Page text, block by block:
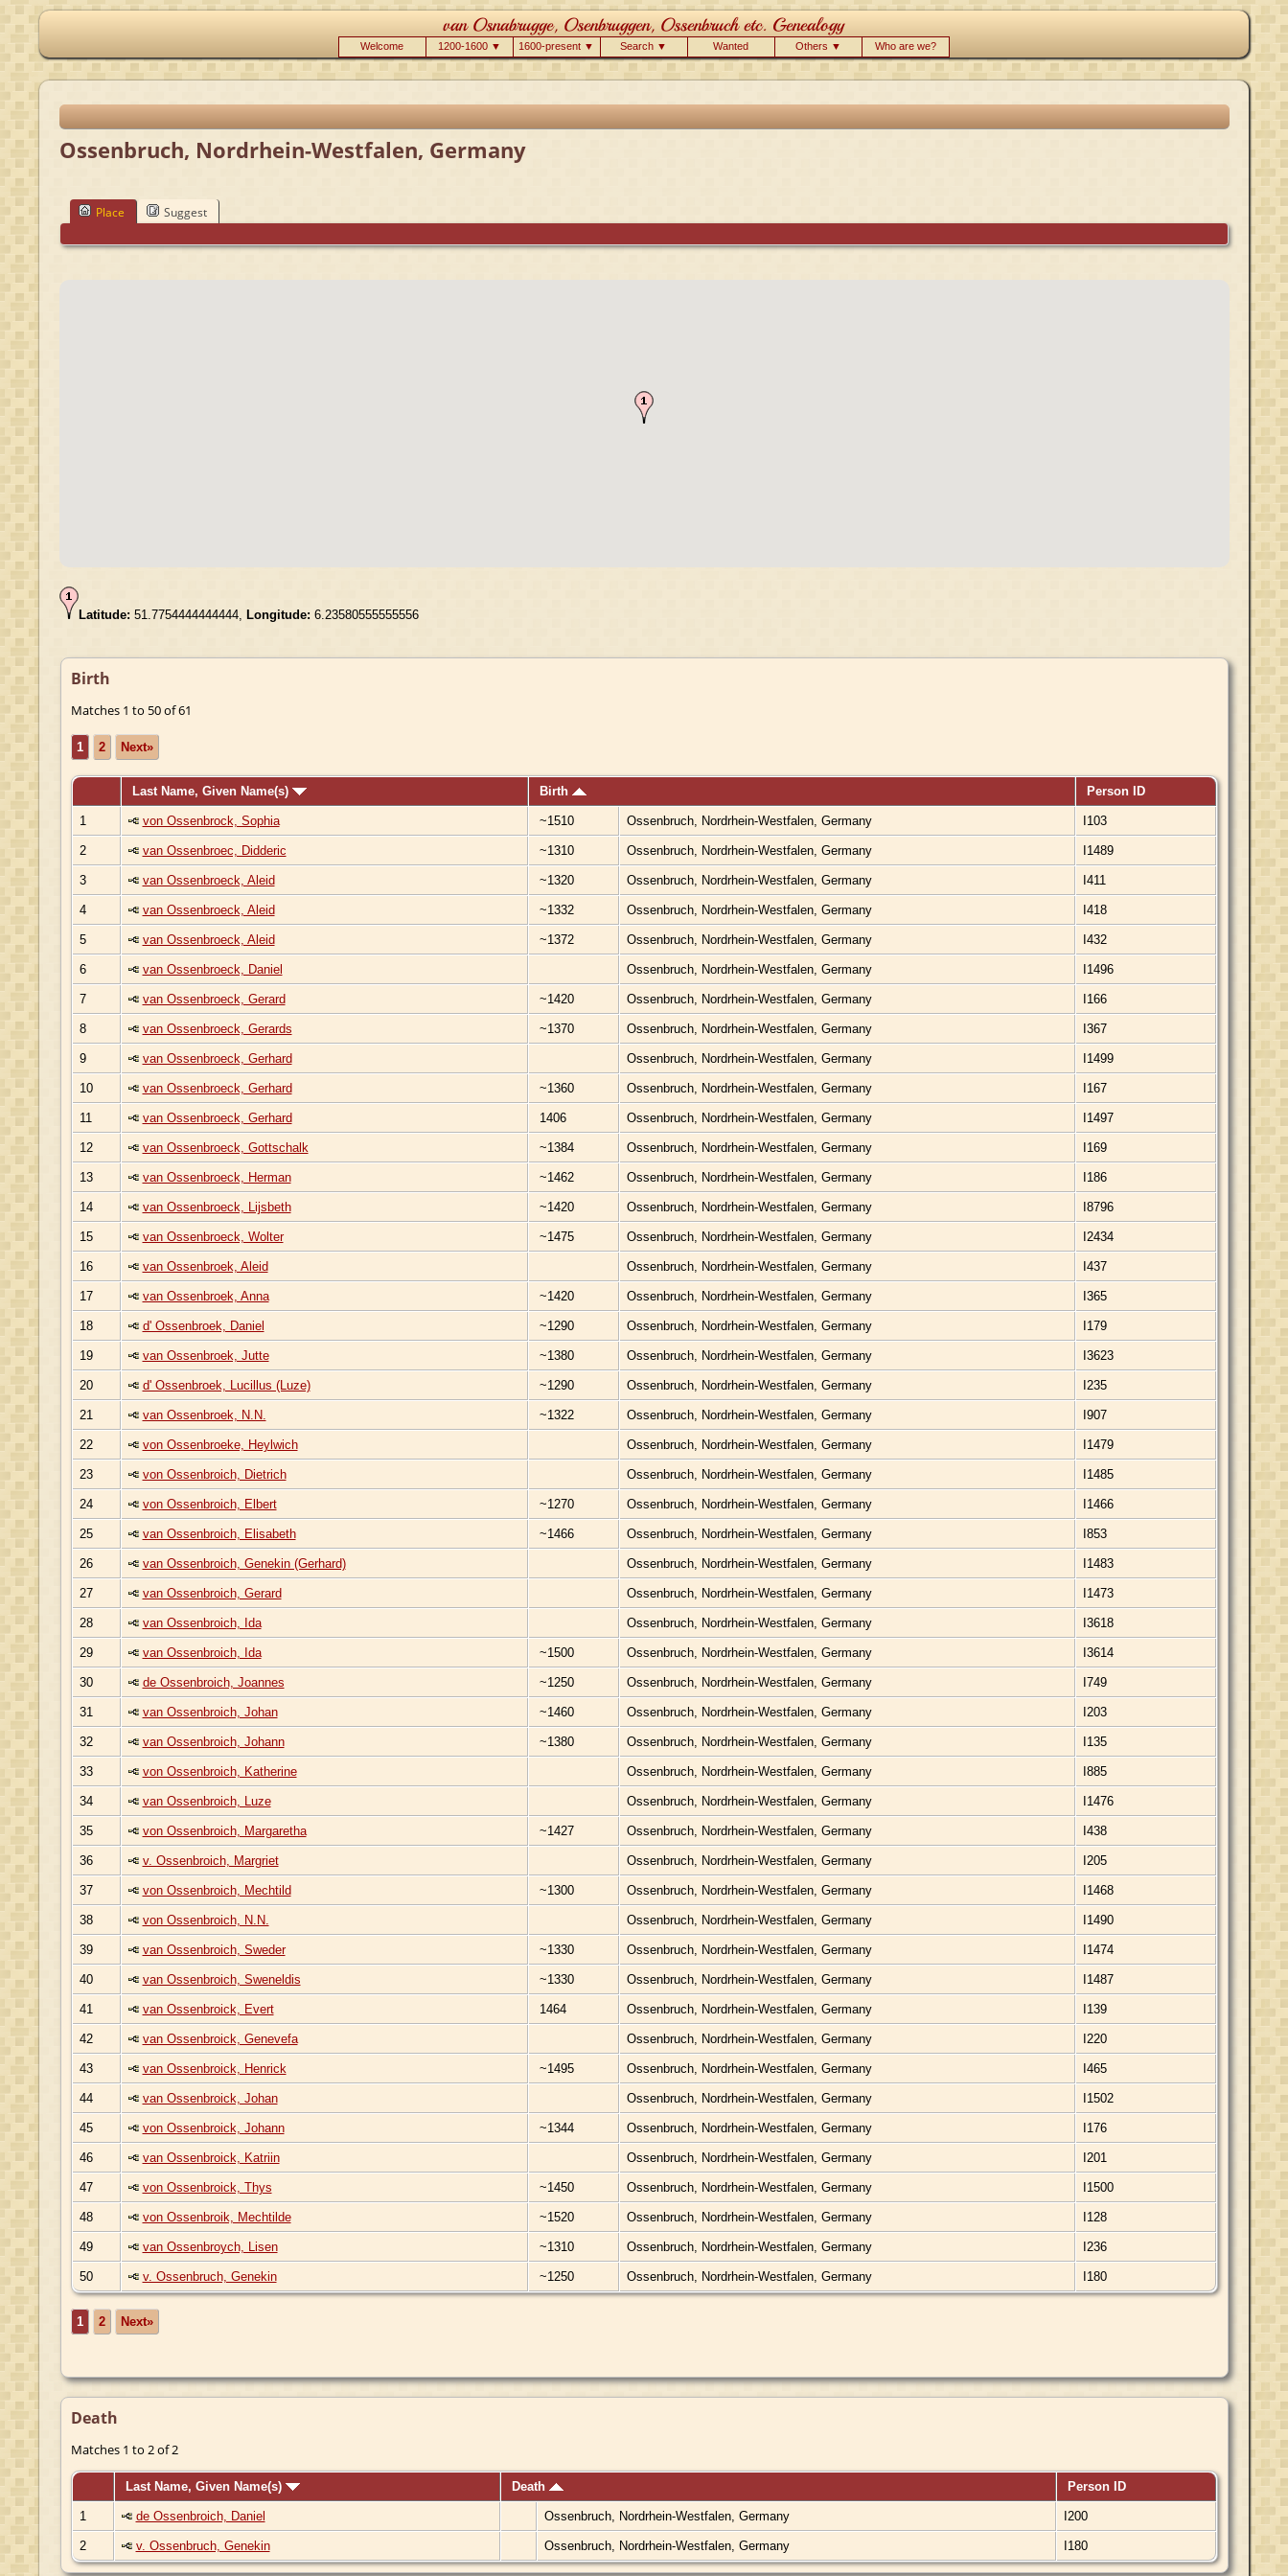
Welcome 1200-1600 ▼ 1600-present ▼ Search ▼ Wanted Others ▼ Who are we?
Ossenbruch, Nordrhein-Westfalen, Germany
Place Suggest
Latitude: 51.7754444444444, Longitude: 6.23580555555556
Birth
Matches 1 to 50 of 61
1 2 Next»
Last Name, Given Name(s) Birth Person ID
1 von Ossenbrock, Sophia ~1510 Ossenbruch, Nordrhein-Westfalen, Germany I103
2 van Ossenbroec, Didderic ~1310 Ossenbruch, Nordrhein-Westfalen, Germany I1489
3 van Ossenbroeck, Aleid ~1320 Ossenbruch, Nordrhein-Westfalen, Germany I411
4 van Ossenbroeck, Aleid ~1332 Ossenbruch, Nordrhein-Westfalen, Germany I418
5 van Ossenbroeck, Aleid ~1372 Ossenbruch, Nordrhein-Westfalen, Germany I432
6 van Ossenbroeck, Daniel Ossenbruch, Nordrhein-Westfalen, Germany I1496
7 van Ossenbroeck, Gerard ~1420 Ossenbruch, Nordrhein-Westfalen, Germany I166
8 van Ossenbroeck, Gerards ~1370 Ossenbruch, Nordrhein-Westfalen, Germany I367
9 van Ossenbroeck, Gerhard Ossenbruch, Nordrhein-Westfalen, Germany I1499
10 van Ossenbroeck, Gerhard ~1360 Ossenbruch, Nordrhein-Westfalen, Germany I167
11 van Ossenbroeck, Gerhard 1406 Ossenbruch, Nordrhein-Westfalen, Germany I1497
12 van Ossenbroeck, Gottschalk ~1384 Ossenbruch, Nordrhein-Westfalen, Germany I169
13 van Ossenbroeck, Herman ~1462 Ossenbruch, Nordrhein-Westfalen, Germany I186
14 van Ossenbroeck, Lijsbeth ~1420 Ossenbruch, Nordrhein-Westfalen, Germany I8796
15 van Ossenbroeck, Wolter ~1475 Ossenbruch, Nordrhein-Westfalen, Germany I2434
16 van Ossenbroek, Aleid Ossenbruch, Nordrhein-Westfalen, Germany I437
17 van Ossenbroek, Anna ~1420 Ossenbruch, Nordrhein-Westfalen, Germany I365
18 d' Ossenbroek, Daniel ~1290 Ossenbruch, Nordrhein-Westfalen, Germany I179
19 van Ossenbroek, Jutte ~1380 Ossenbruch, Nordrhein-Westfalen, Germany I3623
20 d' Ossenbroek, Lucillus (Luze) ~1290 Ossenbruch, Nordrhein-Westfalen, Germany I235
21 van Ossenbroek, N.N. ~1322 Ossenbruch, Nordrhein-Westfalen, Germany I907
22 von Ossenbroeke, Heylwich Ossenbruch, Nordrhein-Westfalen, Germany I1479
23 von Ossenbroich, Dietrich Ossenbruch, Nordrhein-Westfalen, Germany I1485
24 von Ossenbroich, Elbert ~1270 Ossenbruch, Nordrhein-Westfalen, Germany I1466
25 van Ossenbroich, Elisabeth ~1466 Ossenbruch, Nordrhein-Westfalen, Germany I853
26 van Ossenbroich, Genekin (Gerhard) Ossenbruch, Nordrhein-Westfalen, Germany I1483
27 van Ossenbroich, Gerard Ossenbruch, Nordrhein-Westfalen, Germany I1473
28 van Ossenbroich, Ida Ossenbruch, Nordrhein-Westfalen, Germany I3618
29 van Ossenbroich, Ida ~1500 Ossenbruch, Nordrhein-Westfalen, Germany I3614
30 de Ossenbroich, Joannes ~1250 Ossenbruch, Nordrhein-Westfalen, Germany I749
31 van Ossenbroich, Johan ~1460 Ossenbruch, Nordrhein-Westfalen, Germany I203
32 van Ossenbroich, Johann ~1380 Ossenbruch, Nordrhein-Westfalen, Germany I135
33 von Ossenbroich, Katherine Ossenbruch, Nordrhein-Westfalen, Germany I885
34 van Ossenbroich, Luze Ossenbruch, Nordrhein-Westfalen, Germany I1476
35 von Ossenbroich, Margaretha ~1427 Ossenbruch, Nordrhein-Westfalen, Germany I438
36 v. Ossenbroich, Margriet Ossenbruch, Nordrhein-Westfalen, Germany I205
37 von Ossenbroich, Mechtild ~1300 Ossenbruch, Nordrhein-Westfalen, Germany I1468
38 von Ossenbroich, N.N. Ossenbruch, Nordrhein-Westfalen, Germany I1490
39 van Ossenbroich, Sweder ~1330 Ossenbruch, Nordrhein-Westfalen, Germany I1474
40 van Ossenbroich, Sweneldis ~1330 Ossenbruch, Nordrhein-Westfalen, Germany I1487
41 van Ossenbroick, Evert 1464 Ossenbruch, Nordrhein-Westfalen, Germany I139
42 van Ossenbroick, Genevefa Ossenbruch, Nordrhein-Westfalen, Germany I220
43 van Ossenbroick, Henrick ~1495 Ossenbruch, Nordrhein-Westfalen, Germany I465
44 van Ossenbroick, Johan Ossenbruch, Nordrhein-Westfalen, Germany I1502
45 von Ossenbroick, Johann ~1344 Ossenbruch, Nordrhein-Westfalen, Germany I176
46 van Ossenbroick, Katriin Ossenbruch, Nordrhein-Westfalen, Germany I201
47 von Ossenbroick, Thys ~1450 Ossenbruch, Nordrhein-Westfalen, Germany I1500
48 von Ossenbroik, Mechtilde ~1520 Ossenbruch, Nordrhein-Westfalen, Germany I128
49 van Ossenbroych, Lisen ~1310 Ossenbruch, Nordrhein-Westfalen, Germany I236
50 v. Ossenbruch, Genekin ~1250 Ossenbruch, Nordrhein-Westfalen, Germany I180
1 2 Next»
Death
Matches 1 to 2 of 2
Last Name, Given Name(s) Death Person ID
1 de Ossenbroich, Daniel Ossenbruch, Nordrhein-Westfalen, Germany I200
2 v. Ossenbruch, Genekin Ossenbruch, Nordrhein-Westfalen, Germany I180